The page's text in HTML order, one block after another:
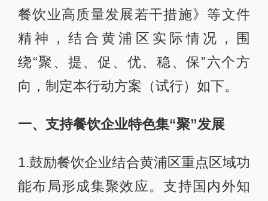
餐饮业高质量发展若干措施》等文件
精神，结合黄浦区实际情况，围
绕“聚、提、促、优、稳、保”六个方
向，制定本行动方案（试行）如下。
一、支持餐饮企业特色集“聚”发展
1.鼓励餐饮企业结合黄浦区重点区域功
能布局形成集聚效应。支持国内外知